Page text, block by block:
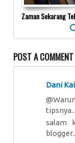
Zaman Sekarang
POST A COMMENT
Dani
salam